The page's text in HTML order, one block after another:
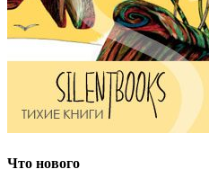
Что нового